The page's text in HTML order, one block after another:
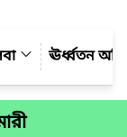
ঊর্ধ্বতন